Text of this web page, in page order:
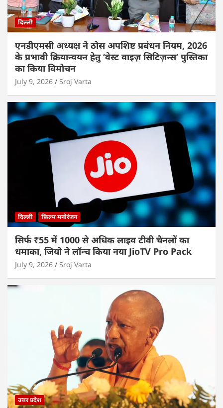
दिल्ली
एनडीएमसी अध्यक्ष ने ठोस अपशिष्ट प्रबंधन नियम, 2026
के प्रभावी क्रियान्वयन हेतु ‘वेस्ट वाइज़ सिटिज़न्स’ पुस्तिका
का किया विमोचन
July 9, 2026 Sroj Varta
दिल्ली फ़िल्म मनोरंजन
सिर्फ ₹55 में 1000 से अधिक लाइव टीवी चैनलों का
धमाका, जियो ने लॉन्च किया नया JioTV Pro Pack
July 9, 2026 Sroj Varta
उत्तर प्रदेश